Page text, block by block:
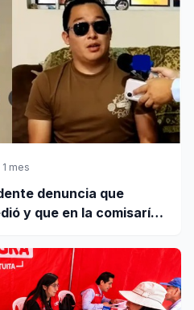
mes
denuncia que
y que en la comisaría